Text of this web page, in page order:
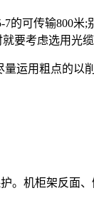
的可传输800
要考虑选用光缆
运用粗点的以
。机柜架反面、